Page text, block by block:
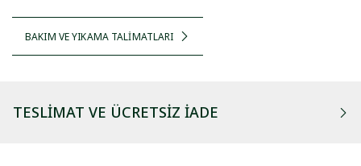
BAKIM VE YIKAMA TALİMATLARI
TESLIMAT VE ÜCRETSIZ İADE